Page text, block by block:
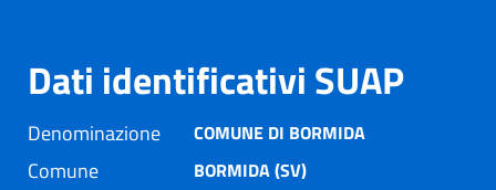
Dati identificativi SUAP
Denominazione COMUNE DI BORMIDA
Comune BORMIDA (SV)